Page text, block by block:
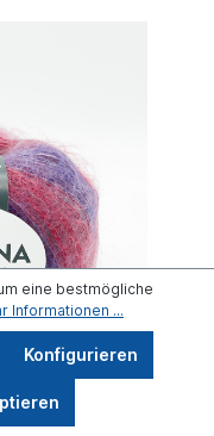
eine bestmögliche
Informationen ...
Konfigurieren